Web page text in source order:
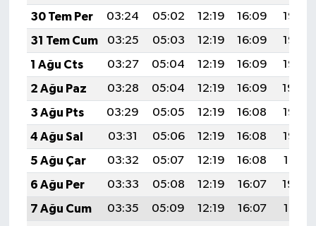
30 Tem Per
03:24 05:02 12:19 16:09
19:27
31 Tem Cum
03:25 05:03 12:19 16:09
19:26
1 Ağu Cts
03:27 05:04 12:19 16:09
19:25
2 Ağu Paz
03:28 05:04 12:19 16:09
19:24
3 Ağu Pts
03:29 05:05 12:19 16:08
19:23
4 Ağu Sal
03:31 05:06 12:19 16:08
19:22
5 Ağu Çar
03:32 05:07 12:19 16:08
19:21
6 Ağu Per
03:33 05:08 12:19 16:07
19:20
7 Ağu Cum
03:35 05:09 12:19 16:07
19:19